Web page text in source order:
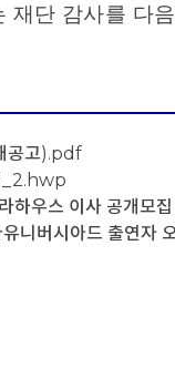
재단 감사를 다
공고).pdf
_2.hwp
하우스 이사 공개모
니버시아드 출연자